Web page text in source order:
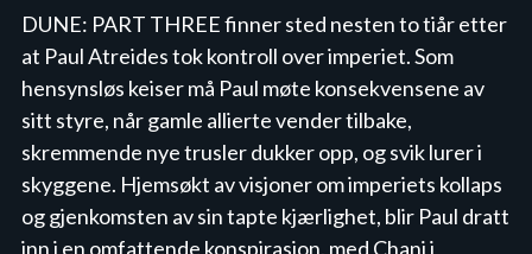
DUNE: PART THREE finner sted nesten to tiår etter
at Paul Atreides tok kontroll over imperiet. Som
hensynsløs keiser må Paul møte konsekvensene av
sitt styre, når gamle allierte vender tilbake,
skremmende nye trusler dukker opp, og svik lurer i
skyggene. Hjemsøkt av visjoner om imperiets kollaps
og gjenkomsten av sin tapte kjærlighet, blir Paul dratt
inn i en omfattende konspirasjon, med Chani i